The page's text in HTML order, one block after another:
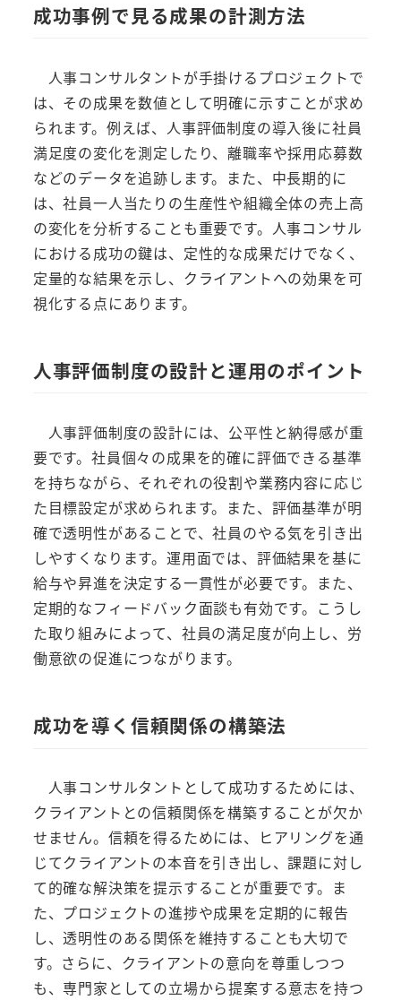
成功事例で見る成果の計測方法
人事コンサルタントが手掛けるプロジェクトで
は、その成果を数値として明確に示すことが求め
られます。例えば、人事評価制度の導入後に社員
満足度の変化を測定したり、離職率や採用応募数
などのデータを追跡します。また、中長期的に
は、社員一人当たりの生産性や組織全体の売上高
の変化を分析することも重要です。人事コンサル
における成功の鍵は、定性的な成果だけでなく、
定量的な結果を示し、クライアントへの効果を可
視化する点にあります。
人事評価制度の設計と運用のポイント
人事評価制度の設計には、公平性と納得感が重
要です。社員個々の成果を的確に評価できる基準
を持ちながら、それぞれの役割や業務内容に応じ
た目標設定が求められます。また、評価基準が明
確で透明性があることで、社員のやる気を引き出
しやすくなります。運用面では、評価結果を基に
給与や昇進を決定する一貫性が必要です。また、
定期的なフィードバック面談も有効です。こうし
た取り組みによって、社員の満足度が向上し、労
働意欲の促進につながります。
成功を導く信頼関係の構築法
人事コンサルタントとして成功するためには、
クライアントとの信頼関係を構築することが欠か
せません。信頼を得るためには、ヒアリングを通
じてクライアントの本音を引き出し、課題に対し
て的確な解決策を提示することが重要です。ま
た、プロジェクトの進捗や成果を定期的に報告
し、透明性のある関係を維持することも大切で
す。さらに、クライアントの意向を尊重しつつ
も、専門家としての立場から提案する意志を持つ